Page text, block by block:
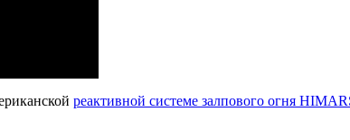
реактивной системе залпового огня